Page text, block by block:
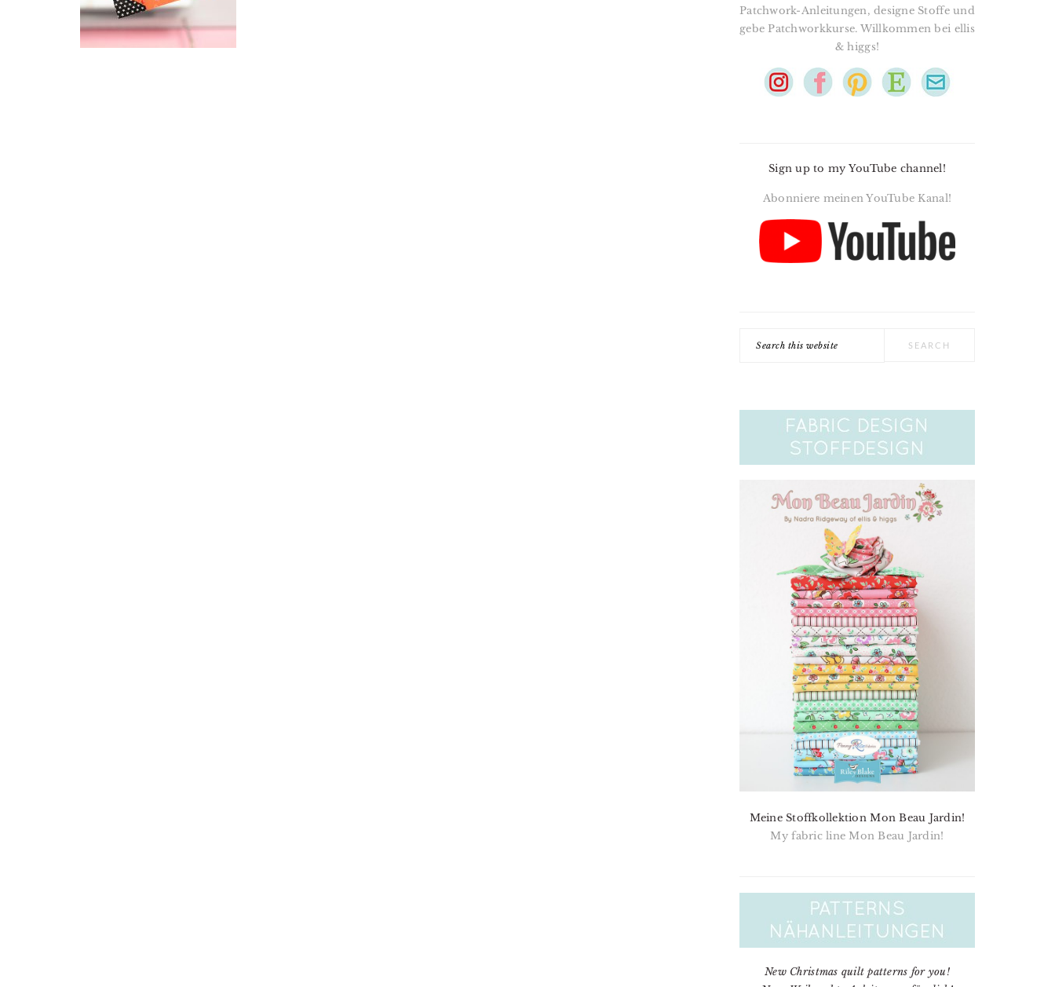
Patchwork-Anleitungen, designe Stoffe und
gebe Patchworkkurse. Willkommen bei ellis
& higgs!
Sign up to my YouTube channel!
Abonniere meinen YouTube Kanal!
Meine Stoffkollektion Mon Beau Jardin!
My fabric line Mon Beau Jardin!
New Christmas quilt patterns for you!